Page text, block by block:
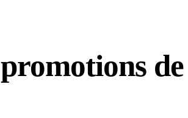
promotions